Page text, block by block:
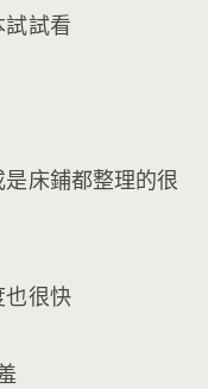
試看
床鋪都整理的很
也很快